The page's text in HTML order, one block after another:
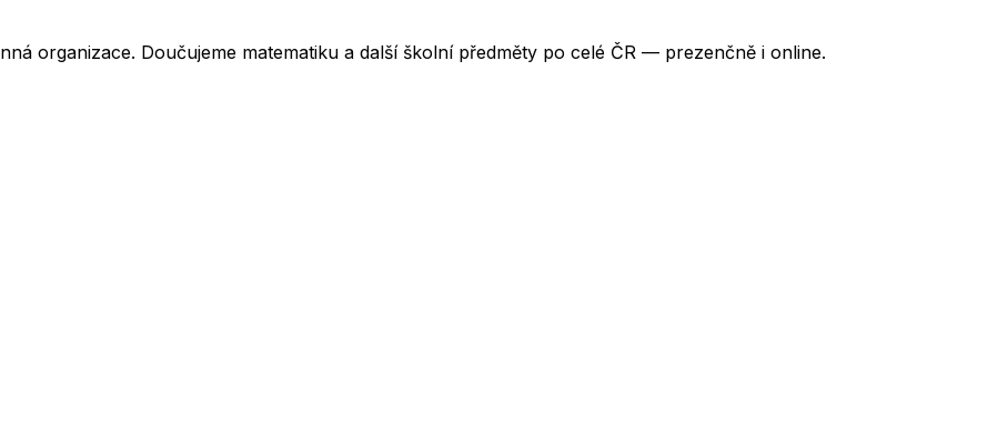
organizace. Doučujeme matematiku a další školní předměty po celé ČR — prezenčně i online.